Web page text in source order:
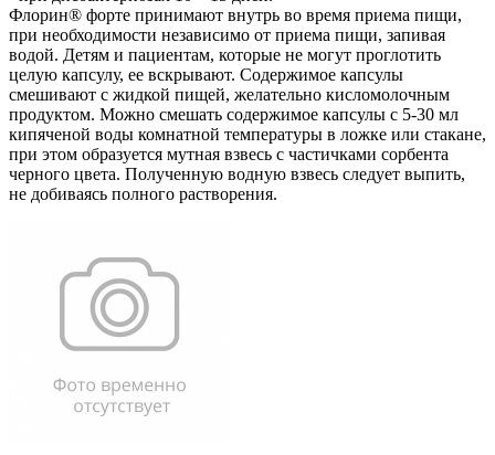
Флорин® форте принимают внутрь во время приема пищи,
при необходимости независимо от приема пищи, запивая
водой. Детям и пациентам, которые не могут проглотить
целую капсулу, ее вскрывают. Содержимое капсулы
смешивают с жидкой пищей, желательно кисломолочным
продуктом. Можно смешать содержимое капсулы с 5-30 мл
кипяченой воды комнатной температуры в ложке или стакане,
при этом образуется мутная взвесь с частичками сорбента
черного цвета. Полученную водную взвесь следует выпить,
не добиваясь полного растворения.